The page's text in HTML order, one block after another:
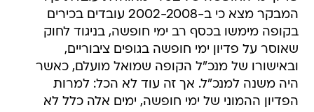
המבקר מצא כי ב-2002-2008 עובדים בכירים
בקופה מימשו בכסף רב ימי חופשה, בניגוד לחוק
שאוסר על פדיון ימי חופשה בגופים ציבוריים,
ובאישורו של מנכ"ל הקופה שמואל מועלם, כאשר
היה משנה למנכ"ל. אך זה עוד לא הכל: למרות
הפדיון ההמוני של ימי חופשה, ימים אלה כלל לא